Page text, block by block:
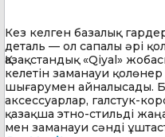
Кез келген базалық
деталь — ол сапалы әрі
Қазақстандық «Qiyal»
келетін заманауи
шығарумен айналысады.
аксессуарлар, галстук-
қазақша этно-стильді
мен заманауи сәнді